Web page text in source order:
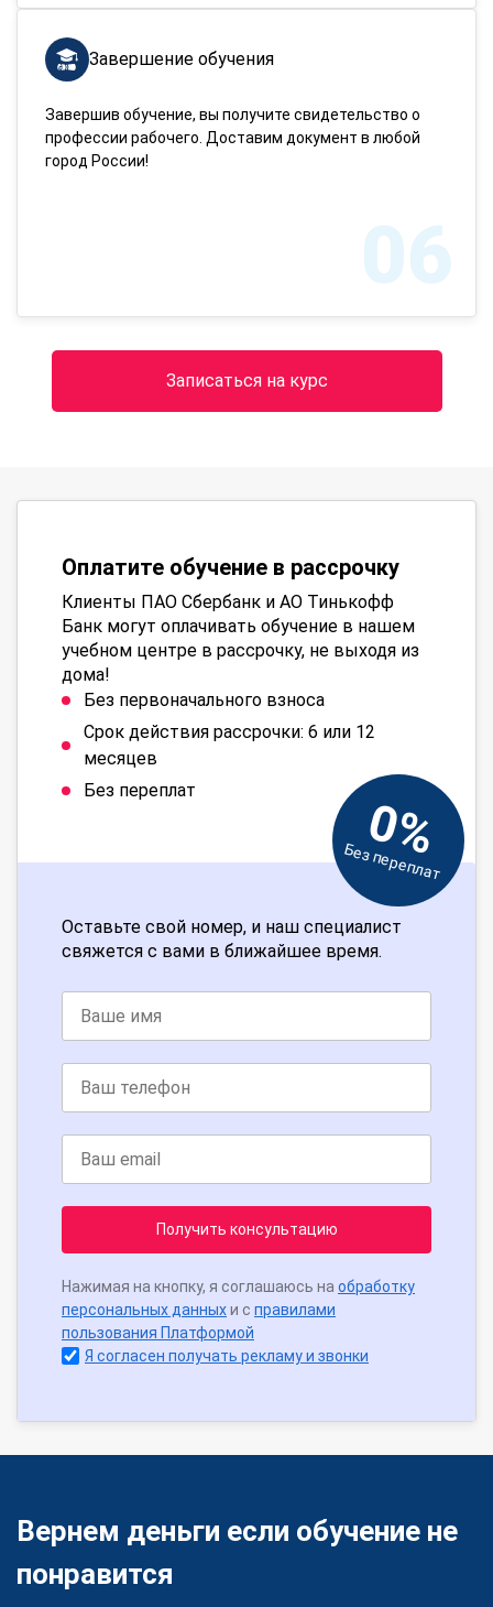
Завершение обучения
Завершив обучение, вы получите свидетельство о
профессии рабочего. Доставим документ в любой
город России!
06
Записаться на курс
Оплатите обучение в рассрочку
Клиенты ПАО Сбербанк и АО Тинькофф
Банк могут оплачивать обучение в нашем
учебном центре в рассрочку, не выходя из
дома!
Без первоначального взноса
Срок действия рассрочки: 6 или 12
месяцев
Без переплат
0%
Без переплат
Оставьте свой номер, и наш специалист
свяжется с вами в ближайшее время.
Получить консультацию
Нажимая на кнопку, я соглашаюсь на обработку
персональных данныхи с правилами
пользования Платформой
Я согласен получать рекламу и звонки
Вернем деньги если обучение не
понравится